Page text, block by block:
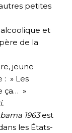
petites
et
de la
jeune
: » Les
ça… »
1963est
les États-